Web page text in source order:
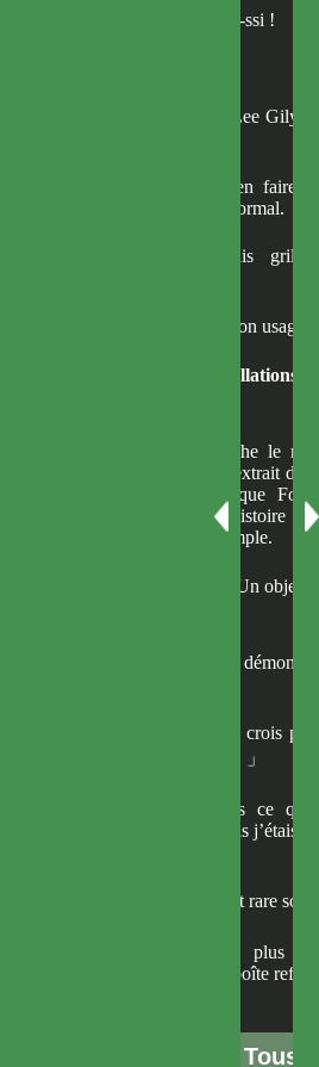
Vite, utilise-la, Dokja-ssi !
. Lee
— Pas besoin de t’en faire.
sont pour toi. C’est normal.
Bon. Puisque j’étais
— Merci, j’en ferai bon usage.
Quelques constellations
Je sortis de ma poche le
Grade 7 que j’avais extrait du
des ténèbres ainsi que Foi
inutilisable. Dans l’histoire
de cette boîte était simple.
Qui l’aurait cru ? Un objet
Je plaçai le noyau du démon et
Quoi ? Tu ne me crois pas
」
En réalité, j’ignorais ce
allaient produire. Mais j’étais
Tu verras, un objet rare
Quelques secondes plus
éclatante jaillit de la boîte
JGarden © 2025. Tous